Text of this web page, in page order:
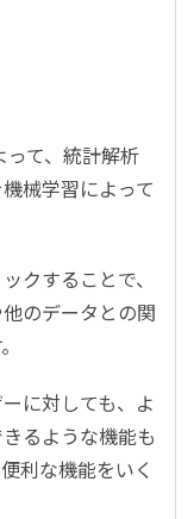
て、統計解析
械学習によって
クすることで、
のデータとの関
に対しても、よ
るような機能も
利な機能をいく